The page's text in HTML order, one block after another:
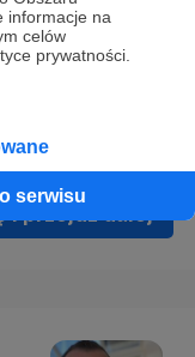
informacje na
celów
prywatności.
serwisu
przejdź dalej